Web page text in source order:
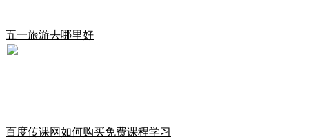
五一旅游去哪里好
百度传课网如何购买免费课程学习